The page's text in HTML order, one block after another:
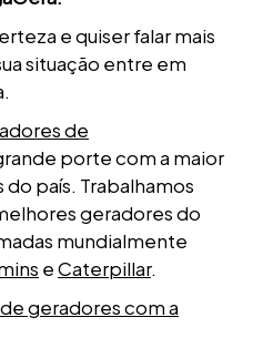
e quiser falar mais
situação entre em
de
porte com a maior
país. Trabalhamos
geradores do
mundialmente
eCaterpillar.
geradores com a